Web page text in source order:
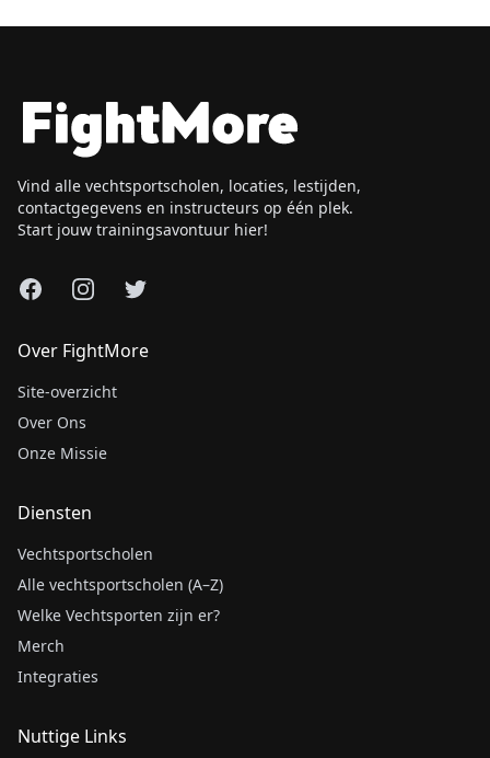
Vind alle vechtsportscholen, locaties, lestijden,
contactgegevens en instructeurs op één plek.
Start jouw trainingsavontuur hier!
FacebookInstagram
X
Over FightMore
Site-overzicht
Over Ons
Onze Missie
Diensten
Vechtsportscholen
Alle vechtsportscholen (A–Z)
Welke Vechtsporten zijn er?
Merch
Integraties
Nuttige Links